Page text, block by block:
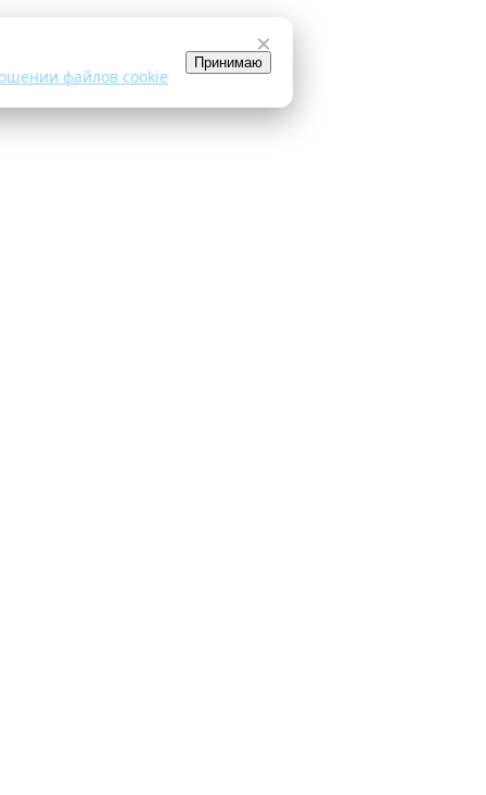
×
файлов cookie
Принимаю